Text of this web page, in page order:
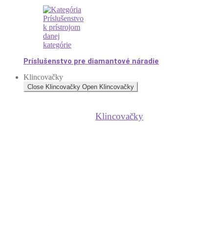
Príslušenstvo pre diamantové náradie
Klincovačky
Close Klincovačky Open Klincovačky
Klincovačky